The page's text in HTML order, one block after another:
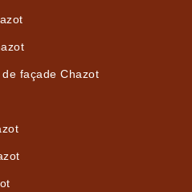
façade Chazot